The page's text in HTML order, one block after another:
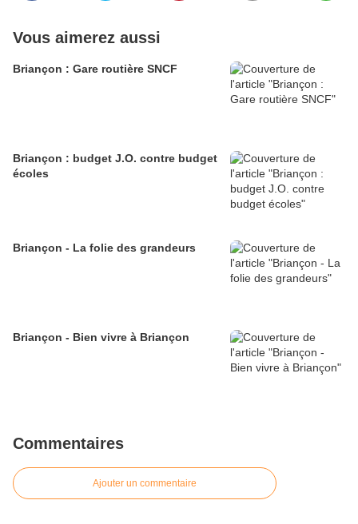
Vous aimerez aussi
Briançon : Gare routière SNCF
Briançon : budget J.O. contre budget
écoles
Briançon - La folie des grandeurs
Briançon - Bien vivre à Briançon
Commentaires
Ajouter un commentaire